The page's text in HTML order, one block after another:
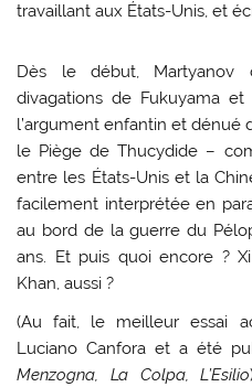
travaillant aux États-Unis, et
Dès le début, Martyanov
divagations de Fukuyama
l’argument enfantin et dénué
le Piège de Thucydide –
entre les États-Unis et la
facilement interprétée en
au bord de la guerre du
ans. Et puis quoi encore ?
Khan, aussi ?
(Au fait, le meilleur essai
Luciano Canfora et a été
Menzogna, La Colpa, L’Esilio